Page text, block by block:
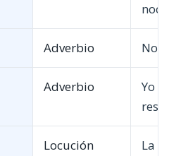
noche.
Adverbio No
Adverbio Yo
Locución
La